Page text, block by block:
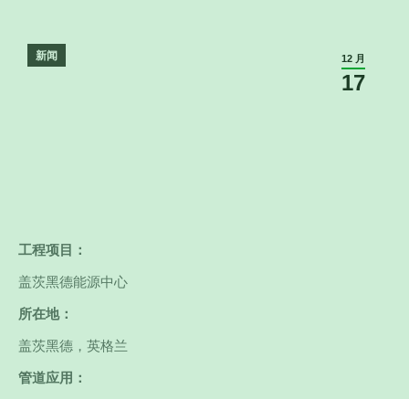
12 月
17
新闻
工程项目：
盖茨黑德能源中心
所在地：
盖茨黑德，英格兰
管道应用：